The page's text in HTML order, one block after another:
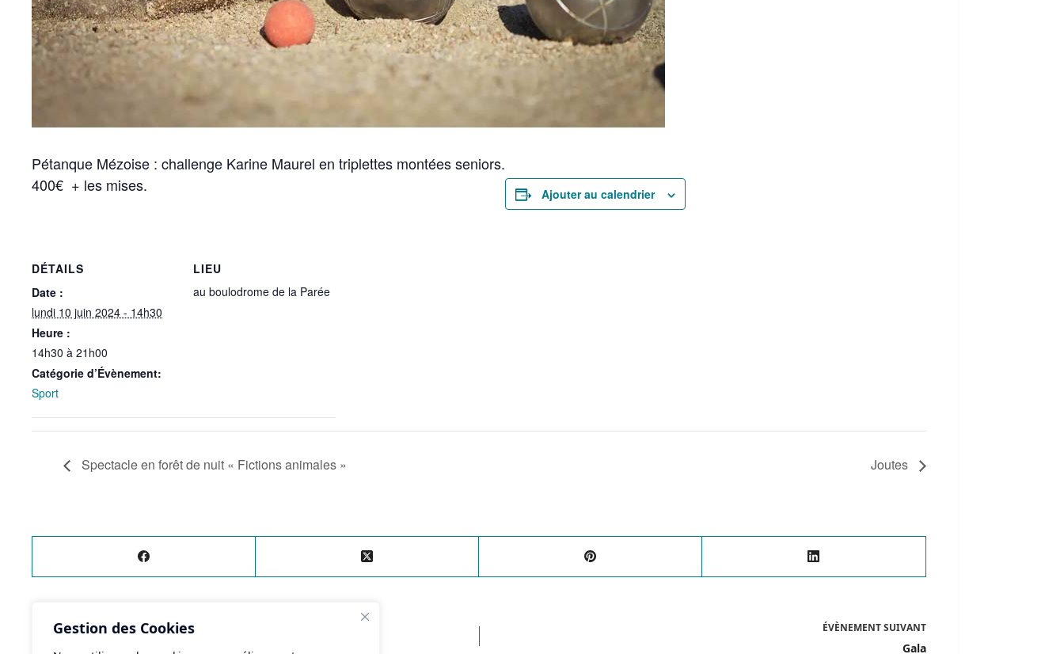
Gestion des Cookies
Pétanque Mézoise : challenge Karine Maurel en triplettes montées seniors.
400€ + les mises.
Ajouter au calendrier
DÉTAILS
Date :
lundi 10 juin 2024 - 14h30
Heure :
14h30 à 21h00
Catégorie d’Évènement:
Sport
LIEU
au boulodrome de la Parée
Spectacle en forêt de nuit « Fictions animales » Joutes
ÉVÈNEMENTPRÉCÉDENT ÉVÈNEMENTSUIVANT
Gala